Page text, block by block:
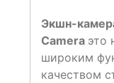
Экшн-
Camera это
широким
качеством